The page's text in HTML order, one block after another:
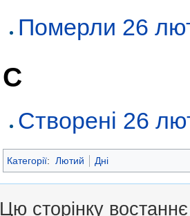
Померли 26
С
Створені 26
Категорії: Лютий Дні
Цю сторінку